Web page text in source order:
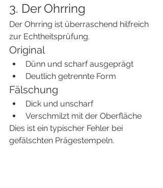
3. Der Ohrring
Der Ohrring ist überraschend hilfreich
zur Echtheitsprüfung.
Original
Dünn und scharf ausgeprägt
Deutlich getrennte Form
Fälschung
Dick und unscharf
Verschmilzt mit der Oberfläche
Dies ist ein typischer Fehler bei
gefälschten Prägestempeln.